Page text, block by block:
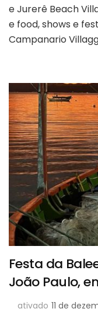
e Jurerê Beach
e food, shows e
Campanario
Festa da
João Paulo,
ativado 11 de